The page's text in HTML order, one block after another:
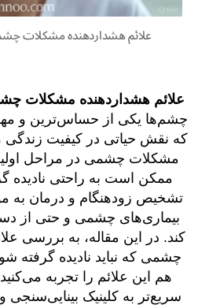
علائم هشداردهنده مشکلات
علائم هشداردهنده مشکلات
چشم‌ها یکی از حساس‌ترین و
که نقش حیاتی در کیفیت زندگی
مشکلات چشمی در مراحل
ممکن است به راحتی نادیده
تشخیص زودهنگام و درمان به
بیماری‌های چشمی و حتی از
کند. در این مقاله، به بررسی
چشمی که نباید نادیده گرفته
هم این علائم را تجربه
سریع‌تر به کلینیک بینایی‌سنجی